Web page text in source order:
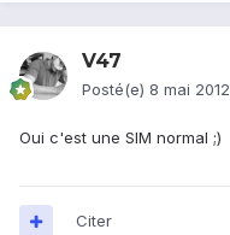
V47
Posté(e) 8 mai 2012
Oui c'est une SIM normal ;)
Citer